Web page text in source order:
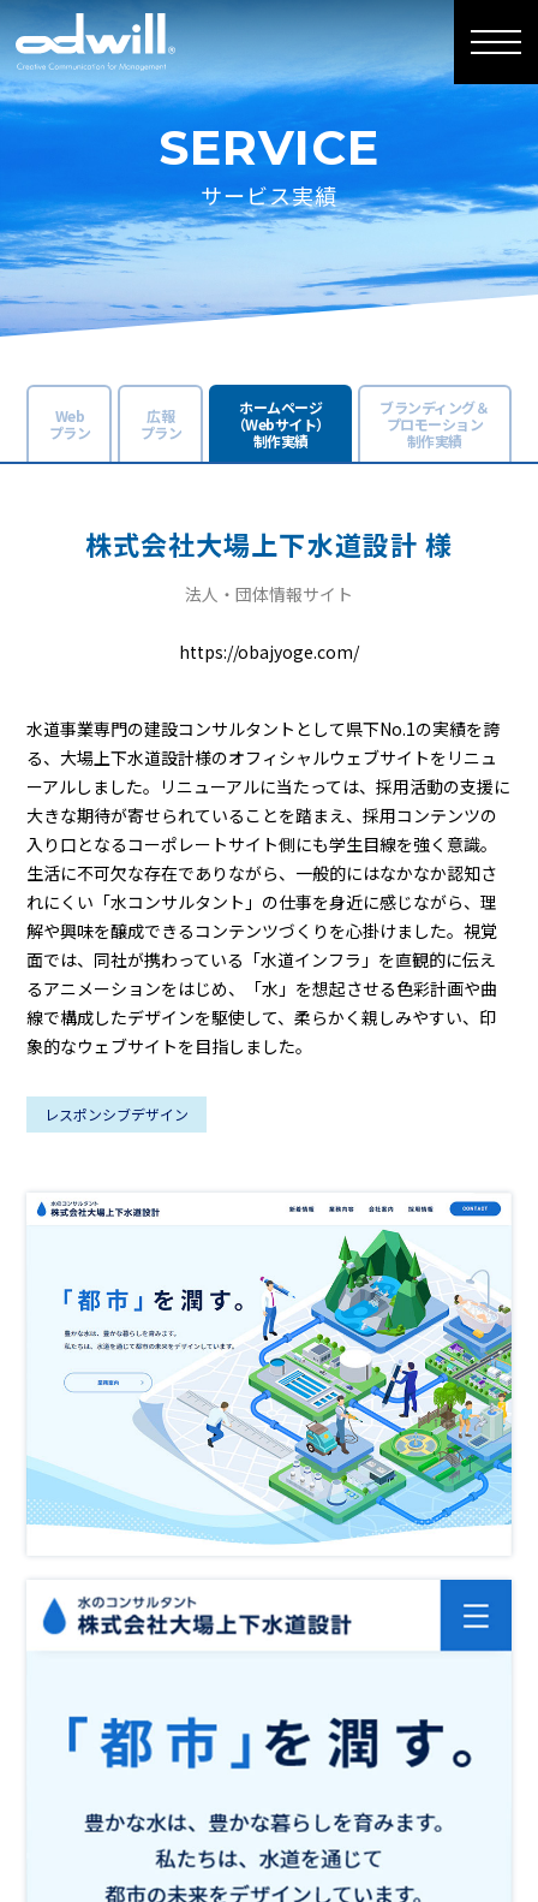
SERVICE
サービス実績
Web
プラン
広報
プラン
ホームページ
（Webサイト）
制作実績
ブランディング＆
プロモーション
制作実績
株式会社大場上下水道設計 様
法人・団体情報サイト
https://obajyoge.com/
水道事業専門の建設コンサルタントとして県下No.1の実績を誇
る、大場上下水道設計様のオフィシャルウェブサイトをリニュ
ーアルしました。リニューアルに当たっては、採用活動の支援に
大きな期待が寄せられていることを踏まえ、採用コンテンツの
入り口となるコーポレートサイト側にも学生目線を強く意識。
生活に不可欠な存在でありながら、一般的にはなかなか認知さ
れにくい「水コンサルタント」の仕事を身近に感じながら、理
解や興味を醸成できるコンテンツづくりを心掛けました。視覚
面では、同社が携わっている「水道インフラ」を直観的に伝え
るアニメーションをはじめ、「水」を想起させる色彩計画や曲
線で構成したデザインを駆使して、柔らかく親しみやすい、印
象的なウェブサイトを目指しました。
レスポンシブデザイン